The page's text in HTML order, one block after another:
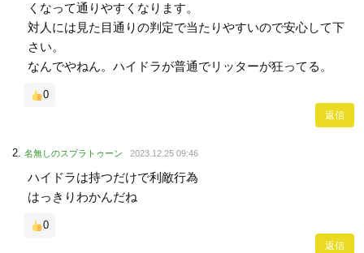
くなって通りやすくなります。
対人には見た目通りの判定で当たりやすいので安心して下
さい。
なんでやねん。ハイドラが普通でリッターが狂ってる。
0
返信
名無しのスプラトゥーン 2023.12.25 09:46
ハイドラは持つだけで利敵行為
はっきりわかんだね
0
返信